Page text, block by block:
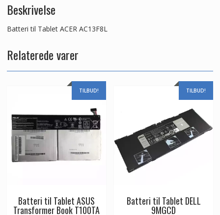
Beskrivelse
Batteri til Tablet ACER AC13F8L
Relaterede varer
TILBUD!
Batteri til Tablet ASUS
Transformer Book T100TA
TILBUD!
Batteri til Tablet DELL
9MGCD